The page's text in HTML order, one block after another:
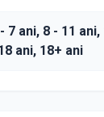
7 ani, 8 - 11
ani, 18+ ani